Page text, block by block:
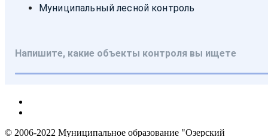
© 2006-2022 Муниципальное образование "Озерский